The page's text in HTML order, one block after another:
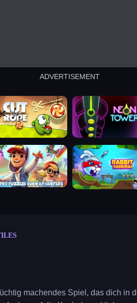
ADVERTISEMENT
the rope neon tower
surfers rabbit samurai
machendes Spiel, das dich in